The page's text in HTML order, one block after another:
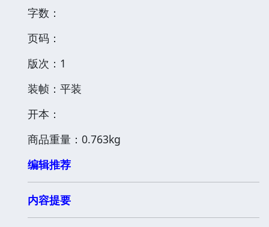
字数：
页码：
版次：1
装帧：平装
开本：
商品重量：0.763kg
编辑推荐
内容提要